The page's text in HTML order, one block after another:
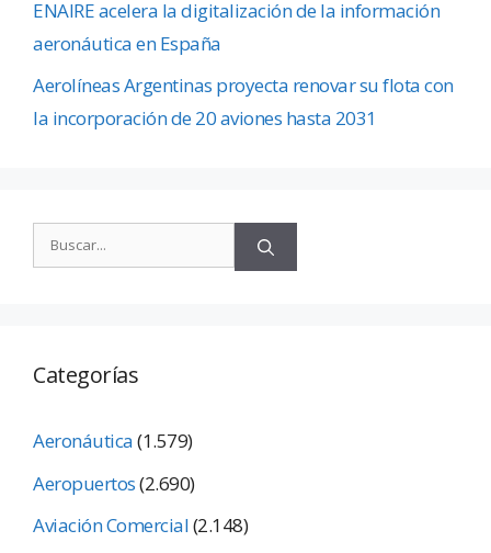
ENAIRE acelera la digitalización de la información
aeronáutica en España
Aerolíneas Argentinas proyecta renovar su flota con
la incorporación de 20 aviones hasta 2031
Categorías
Aeronáutica(1.579)
Aeropuertos(2.690)
Aviación Comercial(2.148)